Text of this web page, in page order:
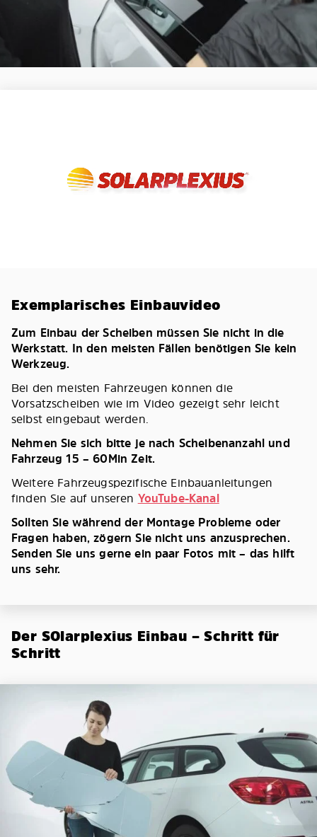
Exemplarisches Einbauvideo
Zum Einbau der Scheiben müssen Sie nicht in die
Werkstatt. In den meisten Fällen benötigen Sie kein
Werkzeug.
Bei den meisten Fahrzeugen können die
Vorsatzscheiben wie im Video gezeigt sehr leicht
selbst eingebaut werden.
Nehmen Sie sich bitte je nach Scheibenanzahl und
Fahrzeug 15 – 60Min Zeit.
Weitere Fahrzeugspezifische Einbauanleitungen
finden Sie auf unseren YouTube-Kanal
Sollten Sie während der Montage Probleme oder
Fragen haben, zögern Sie nicht uns anzusprechen.
Senden Sie uns gerne ein paar Fotos mit – das hilft
uns sehr.
Der SOlarplexius Einbau – Schritt für
Schritt